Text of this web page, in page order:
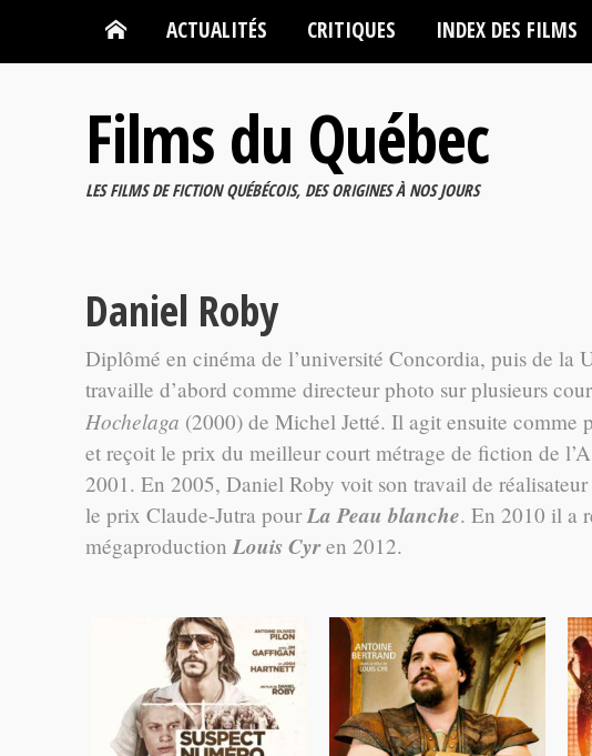
ACTUALITÉS CRITIQUES INDEX DES FILMS
Films du Québec
LES FILMS DE FICTION QUÉBÉCOIS, DES ORIGINES À NOS JOURS
Daniel Roby
Diplômé en cinéma de l’université Concordia, puis de
travaille d’abord comme directeur photo sur plusieurs
Hochelaga (2000) de Michel Jetté. Il agit ensuite comme
et reçoit le prix du meilleur court métrage de fiction de
2001. En 2005, Daniel Roby voit son travail de
le prix Claude-Jutra pourLa Peau blanche. En 2010 il a
mégaproductionLouis Cyren 2012.